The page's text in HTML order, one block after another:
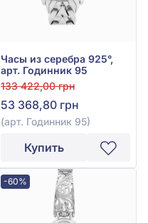
Часы из серебра 925°,
арт. Годинник 95
133 422,00 грн
53 368,80 грн
(арт. Годинник 95)
Купить
-60%